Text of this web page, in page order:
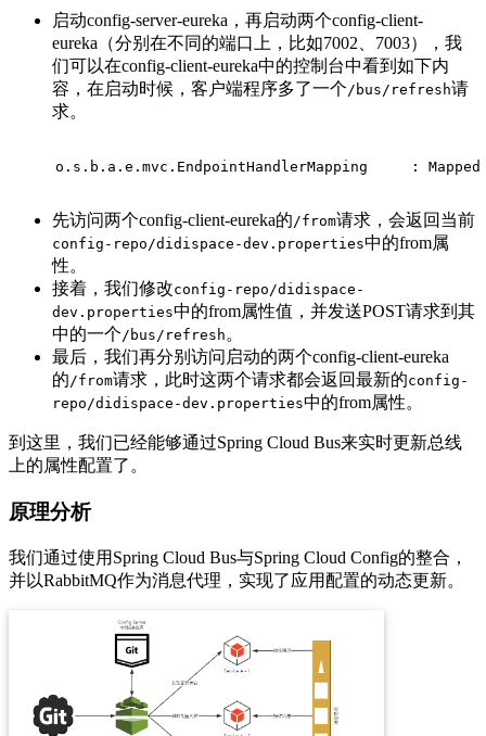
启动config-server-eureka，再启动两个config-client-
eureka（分别在不同的端口上，比如7002、7003），我
们可以在config-client-eureka中的控制台中看到如下内
容，在启动时候，客户端程序多了一个/bus/refresh请
求。
o.s.b.a.e.mvc.EndpointHandlerMapping     :
先访问两个config-client-eureka的/from请求，会返回当前
config-repo/didispace-dev.properties中的from属
性。
接着，我们修改config-repo/didispace-
dev.properties中的from属性值，并发送POST请求到其
中的一个/bus/refresh。
最后，我们再分别访问启动的两个config-client-eureka
的/from请求，此时这两个请求都会返回最新的config-
repo/didispace-dev.properties中的from属性。
到这里，我们已经能够通过Spring Cloud Bus来实时更新总线
上的属性配置了。
原理分析
我们通过使用Spring Cloud Bus与Spring Cloud Config的整合，
并以RabbitMQ作为消息代理，实现了应用配置的动态更新。